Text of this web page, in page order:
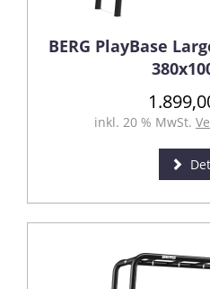
BERG PlayBase
inkl. 20 % MwSt.